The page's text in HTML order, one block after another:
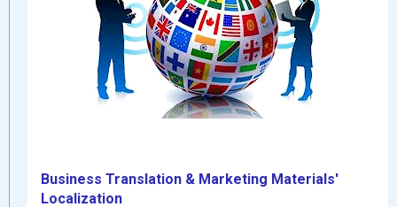
Business Translation & Marketing Materials'
Localization